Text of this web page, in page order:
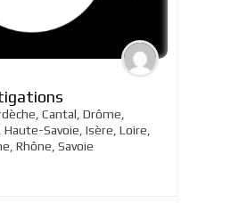
Cantal Drôme
Haute-Savoie Isère Loire
Rhône Savoie